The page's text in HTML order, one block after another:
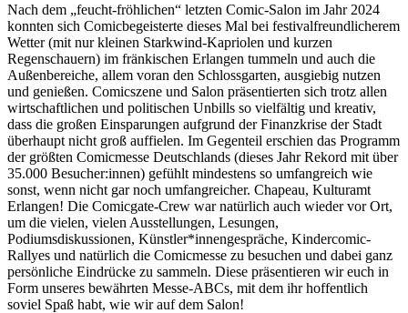
Nach dem „feucht-fröhlichen“ letzten Comic-Salon im Jahr 2024
konnten sich Comicbegeisterte dieses Mal bei festivalfreundlicherem
Wetter (mit nur kleinen Starkwind-Kapriolen und kurzen
Regenschauern) im fränkischen Erlangen tummeln und auch die
Außenbereiche, allem voran den Schlossgarten, ausgiebig nutzen
und genießen. Comicszene und Salon präsentierten sich trotz allen
wirtschaftlichen und politischen Unbills so vielfältig und kreativ,
dass die großen Einsparungen aufgrund der Finanzkrise der Stadt
überhaupt nicht groß auffielen. Im Gegenteil erschien das Programm
der größten Comicmesse Deutschlands (dieses Jahr Rekord mit über
35.000 Besucher:innen) gefühlt mindestens so umfangreich wie
sonst, wenn nicht gar noch umfangreicher. Chapeau, Kulturamt
Erlangen! Die Comicgate-Crew war natürlich auch wieder vor Ort,
um die vielen, vielen Ausstellungen, Lesungen,
Podiumsdiskussionen, Künstler*innengespräche, Kindercomic-
Rallyes und natürlich die Comicmesse zu besuchen und dabei ganz
persönliche Eindrücke zu sammeln. Diese präsentieren wir euch in
Form unseres bewährten Messe-ABCs, mit dem ihr hoffentlich
soviel Spaß habt, wie wir auf dem Salon!